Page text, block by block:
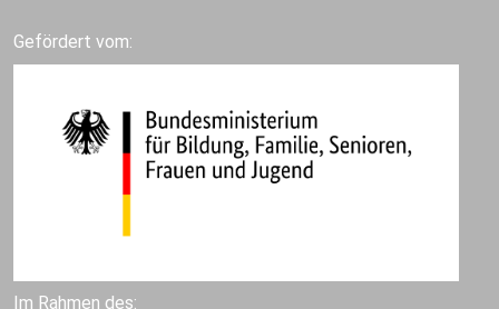
Gefördert vom:
Im Rahmen des: